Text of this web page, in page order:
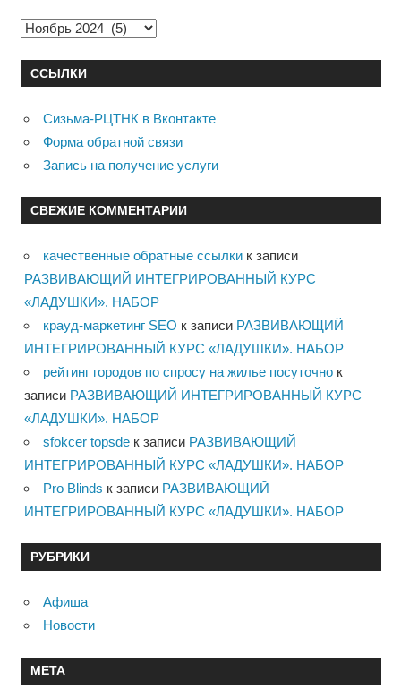
Архивы
ССЫЛКИ
Сизьма-РЦТНК в Вконтакте
Форма обратной связи
Запись на получение услуги
СВЕЖИЕ КОММЕНТАРИИ
качественные обратные ссылки к записи
РАЗВИВАЮЩИЙ ИНТЕГРИРОВАННЫЙ КУРС
«ЛАДУШКИ». НАБОР
крауд-маркетинг SEO к записи РАЗВИВАЮЩИЙ
ИНТЕГРИРОВАННЫЙ КУРС «ЛАДУШКИ». НАБОР
рейтинг городов по спросу на жилье посуточно к
записи РАЗВИВАЮЩИЙ ИНТЕГРИРОВАННЫЙ КУРС
«ЛАДУШКИ». НАБОР
sfokcer topsde к записи РАЗВИВАЮЩИЙ
ИНТЕГРИРОВАННЫЙ КУРС «ЛАДУШКИ». НАБОР
Pro Blinds к записи РАЗВИВАЮЩИЙ
ИНТЕГРИРОВАННЫЙ КУРС «ЛАДУШКИ». НАБОР
РУБРИКИ
Афиша
Новости
МЕТА